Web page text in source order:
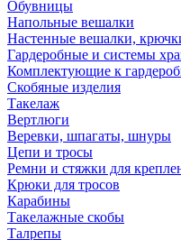
Обувницы
Напольные вешалки
Настенные вешалки,
Гардеробные и системы
Комплектующие к
Скобяные изделия
Такелаж
Вертлюги
Веревки, шпагаты, шнуры
Цепи и тросы
Ремни и стяжки для
Крюки для тросов
Карабины
Такелажные скобы
Талрепы